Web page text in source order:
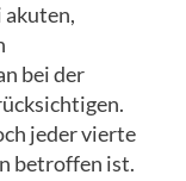
akuten,
bei der
jeder vierte
betroffen ist.